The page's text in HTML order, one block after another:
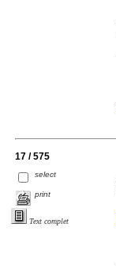
17 / 575
select
print
Text complet